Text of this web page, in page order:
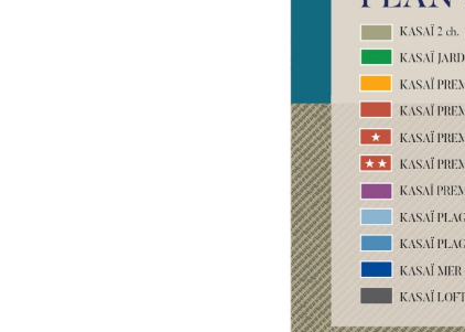
Lodge di ispirazione polinesiana, una
vista incredibile su Saint Tropez, una
posizione eccezionale.